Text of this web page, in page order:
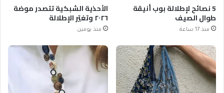
5 نصائح لإطلالة بوب أنيقة
طوال الصيف
منذ 17 ساعة
الأحذية الشبكية تتصدر موضة
٢٠٢٦ وتغيّر الإطلالة
منذ يومين